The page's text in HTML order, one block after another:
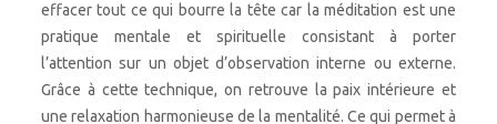
effacer tout ce qui bourre la tête car la méditation est une
pratique mentale et spirituelle consistant à porter
l’attention sur un objet d’observation interne ou externe.
Grâce à cette technique, on retrouve la paix intérieure et
une relaxation harmonieuse de la mentalité. Ce qui permet à